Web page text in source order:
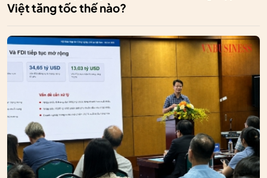
Việt tăng tốc thế nào?